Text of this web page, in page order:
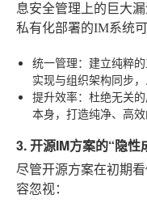
息安全管理上的巨大
私有化部署的IM系统可
统一管理：建立纯粹
实现与组织架构同步，
提升效率：杜绝无关
本身，打造纯净、高效
3. 开源IM方案的“隐性
尽管开源方案在初期
容忽视：